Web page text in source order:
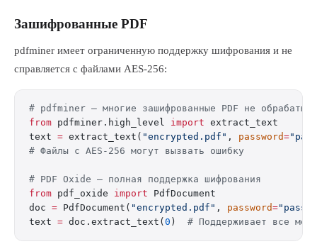
Зашифрованные PDF
pdfminer имеет ограниченную поддержку шифрования и не
справляется с файлами AES-256:
# pdfminer — многие зашифрованные PDF не
from pdfminer.high_level import extract_text
text = extract_text( "encrypted.pdf" , password=
# Файлы с AES-256 могут вызвать ошибку
# PDF Oxide — полная поддержка шифрования
from pdf_oxide import PdfDocument
doc = PdfDocument( "encrypted.pdf" , password=
text = doc.extract_text( 0 ) # Поддерживает все